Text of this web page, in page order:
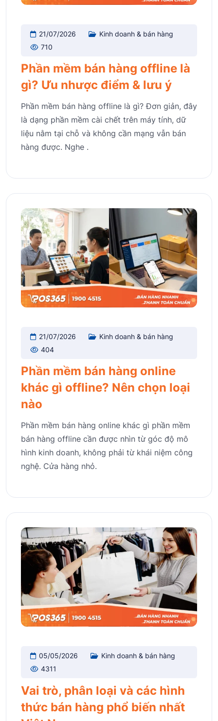
21/07/2026
Kinh doanh & bán hàng
710
Phần mềm bán hàng offline là
gì? Ưu nhược điểm & lưu ý
Phần mềm bán hàng offline là gì? Đơn giản, đây
là dạng phần mềm cài chết trên máy tính, dữ
liệu nằm tại chỗ và không cần mạng vẫn bán
hàng được. Nghe .
21/07/2026
Kinh doanh & bán hàng
404
Phần mềm bán hàng online
khác gì offline? Nên chọn loại
nào
Phần mềm bán hàng online khác gì phần mềm
bán hàng offline cần được nhìn từ góc độ mô
hình kinh doanh, không phải từ khái niệm công
nghệ. Cửa hàng nhỏ.
05/05/2026
Kinh doanh & bán hàng
4311
Vai trò, phân loại và các hình
thức bán hàng phổ biến nhất